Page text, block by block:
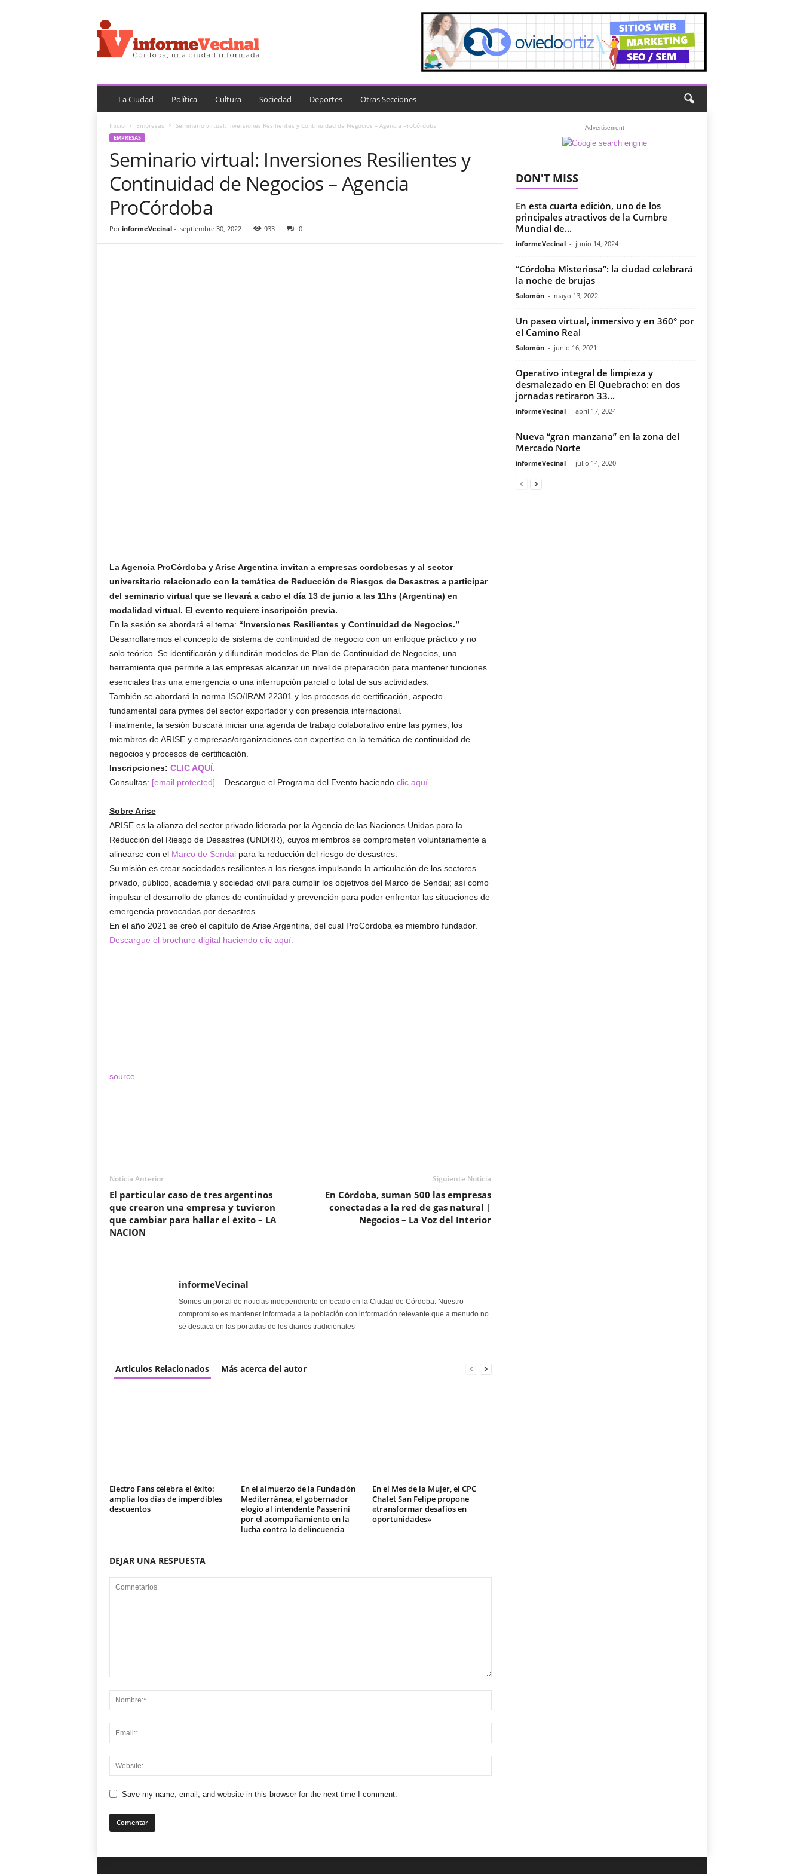
n
f
o
e
e
La Ciudad Política Cultura Sociedad Deportes Otras Secciones
Inicio Empresas Seminario virtual: Inversiones Resilientes y Continuidad de Negocios – Agencia ProCórdoba
EMPRESAS
Seminario virtual: Inversiones Resilientes y
Continuidad de Negocios – Agencia
ProCórdoba
Por informeVecinal- septiembre 30, 2022 933 0
La Agencia ProCórdoba y Arise Argentina invitan a empresas cordobesas y al sector
universitario relacionado con la temática de Reducción de Riesgos de Desastres a participar
del seminario virtual que se llevará a cabo el día 13 de junio a las 11hs (Argentina) en
modalidad virtual. El evento requiere inscripción previa.
En la sesión se abordará el tema: “Inversiones Resilientes y Continuidad de Negocios.”
Desarrollaremos el concepto de sistema de continuidad de negocio con un enfoque práctico y no
solo teórico. Se identificarán y difundirán modelos de Plan de Continuidad de Negocios, una
herramienta que permite a las empresas alcanzar un nivel de preparación para mantener funciones
esenciales tras una emergencia o una interrupción parcial o total de sus actividades.
También se abordará la norma ISO/IRAM 22301 y los procesos de certificación, aspecto
fundamental para pymes del sector exportador y con presencia internacional.
Finalmente, la sesión buscará iniciar una agenda de trabajo colaborativo entre las pymes, los
miembros de ARISE y empresas/organizaciones con expertise en la temática de continuidad de
negocios y procesos de certificación.
Inscripciones: CLIC AQUÍ.
Consultas: [email protected] – Descargue el Programa del Evento haciendo clic aquí.
Sobre Arise
ARISE es la alianza del sector privado liderada por la Agencia de las Naciones Unidas para la
Reducción del Riesgo de Desastres (UNDRR), cuyos miembros se comprometen voluntariamente a
alinearse con el Marco de Sendaipara la reducción del riesgo de desastres.
Su misión es crear sociedades resilientes a los riesgos impulsando la articulación de los sectores
privado, público, academia y sociedad civil para cumplir los objetivos del Marco de Sendai; así como
impulsar el desarrollo de planes de continuidad y prevención para poder enfrentar las situaciones de
emergencia provocadas por desastres.
En el año 2021 se creó el capítulo de Arise Argentina, del cual ProCórdoba es miembro fundador.
Descargue el brochure digital haciendo clic aquí.
source
Noticia Anterior
El particular caso de tres argentinos
que crearon una empresa y tuvieron
que cambiar para hallar el éxito – LA
NACION
Siguiente Noticia
En Córdoba, suman 500 las empresas
conectadas a la red de gas natural |
Negocios – La Voz del Interior
informeVecinal
Somos un portal de noticias independiente enfocado en la Ciudad de Córdoba. Nuestro
compromiso es mantener informada a la población con información relevante que a menudo no
se destaca en las portadas de los diarios tradicionales
Articulos Relacionados Más acerca del autor
Electro Fans celebra el éxito:
amplía los días de imperdibles
descuentos
En el almuerzo de la Fundación
Mediterránea, el gobernador
elogio al intendente Passerini
por el acompañamiento en la
lucha contra la delincuencia
En el Mes de la Mujer, el CPC
Chalet San Felipe propone
«transformar desafíos en
oportunidades»
DEJAR UNA RESPUESTA
Save my name, email, and website in this browser for the next time I comment.
- Advertisement -
DON'T MISS
En esta cuarta edición, uno de los
principales atractivos de la Cumbre
Mundial de...
informeVecinal - junio 14, 2024
“Córdoba Misteriosa”: la ciudad celebrará
la noche de brujas
Salomón - mayo 13, 2022
Un paseo virtual, inmersivo y en 360° por
el Camino Real
Salomón - junio 16, 2021
Operativo integral de limpieza y
desmalezado en El Quebracho: en dos
jornadas retiraron 33...
informeVecinal - abril 17, 2024
Nueva “gran manzana” en la zona del
Mercado Norte
informeVecinal - julio 14, 2020